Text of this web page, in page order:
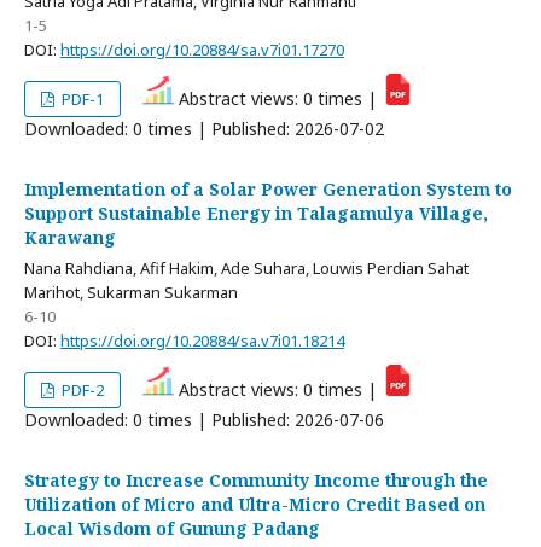
1-5
DOI: https://doi.org/10.20884/sa.v7i01.17270
PDF-1
Abstract views: 0 times |
Downloaded: 0 times | Published: 2026-07-02
Implementation of a Solar Power Generation System to
Support Sustainable Energy in Talagamulya Village,
Karawang
Nana Rahdiana, Afif Hakim, Ade Suhara, Louwis Perdian Sahat
Marihot, Sukarman Sukarman
6-10
DOI: https://doi.org/10.20884/sa.v7i01.18214
PDF-2
Abstract views: 0 times |
Downloaded: 0 times | Published: 2026-07-06
Strategy to Increase Community Income through the
Utilization of Micro and Ultra-Micro Credit Based on
Local Wisdom of Gunung Padang